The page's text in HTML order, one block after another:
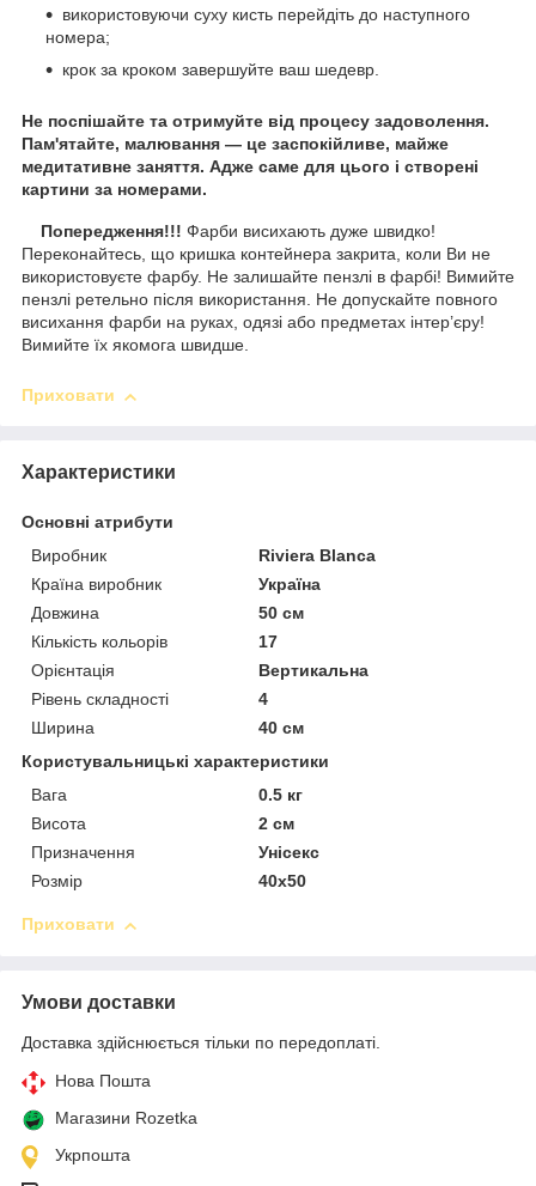
використовуючи суху кисть перейдіть до наступного
номера;
крок за кроком завершуйте ваш шедевр.
Не поспішайте та отримуйте від процесу задоволення.
Пам'ятайте, малювання — це заспокійливе, майже
медитативне заняття. Адже саме для цього і створені
картини за номерами.
Попередження!!! Фарби висихають дуже швидко!
Переконайтесь, що кришка контейнера закрита, коли Ви не
використовуєте фарбу. Не залишайте пензлі в фарбі! Вимийте
пензлі ретельно після використання. Не допускайте повного
висихання фарби на руках, одязі або предметах інтер’єру!
Вимийте їх якомога швидше.
Приховати
Характеристики
Основні атрибути
Виробник
Riviera Blanca
Країна виробник
Україна
Довжина
50 см
Кількість кольорів
17
Орієнтація
Вертикальна
Рівень складності
4
Ширина
40 см
Користувальницькі характеристики
Вага
0.5 кг
Висота
2 см
Призначення
Унісекс
Розмір
40х50
Приховати
Умови доставки
Доставка здійснюється тільки по передоплаті.
Нова Пошта
Магазини Rozetka
Укрпошта